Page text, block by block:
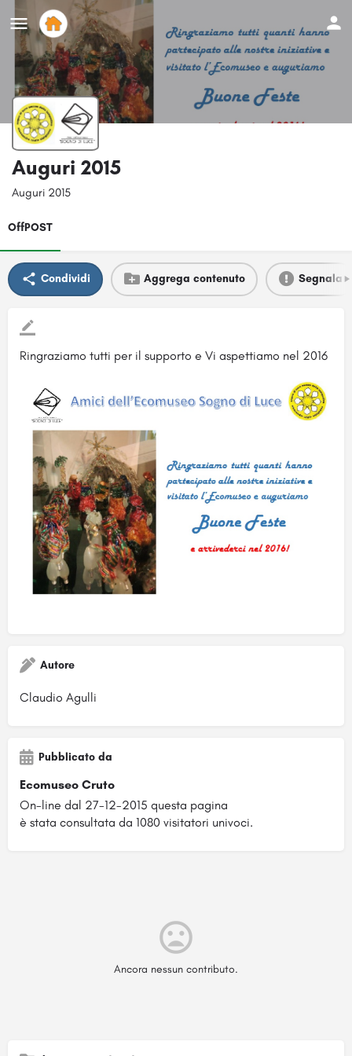
Auguri 2015
Auguri 2015
OffPOST
Condividi Aggrega contenuto Segnala
Ringraziamo tutti per il supporto e Vi aspettiamo nel 2016
Autore
Claudio Agulli
Pubblicato da
Ecomuseo Cruto
On-line dal 27-12-2015 questa pagina
è stata consultata da 1080 visitatori univoci.
Ancora nessun contributo.